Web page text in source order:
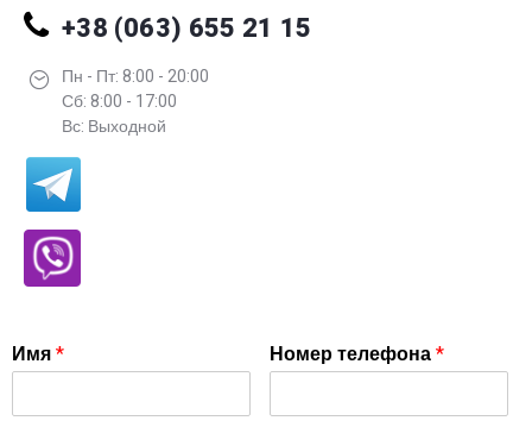
+38 (063) 655 21 15
Пн - Пт: 8:00 - 20:00
Сб: 8:00 - 17:00
Вс: Выходной
Имя* Номер телефона*